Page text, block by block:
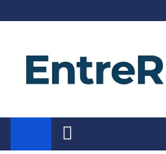
Noticias de
Información de toda la provincia